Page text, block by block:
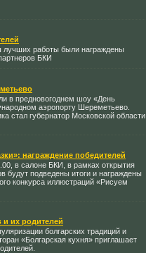
работы были награждены
БКИ
в предновогоднем шоу «День
аэропорту Шереметьево.
стал губернатор Московской области
награждение победителей
в салоне БКИ, в рамках открытия
будут подведены итоги и награждены
конкурса иллюстраций «Рисуем
их родителей
болгарских традиций и
«Болгарская кухня» приглашает